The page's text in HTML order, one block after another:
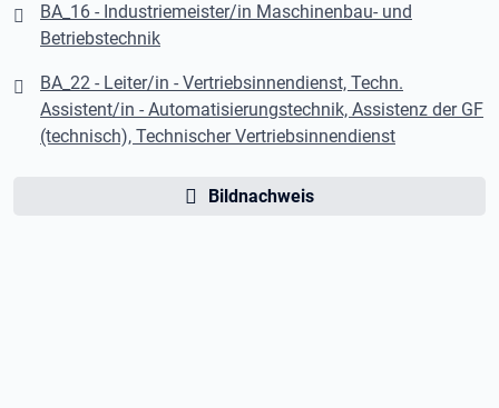
BA_16 - Industriemeister/in Maschinenbau- und
Betriebstechnik
BA_22 - Leiter/in - Vertriebsinnendienst, Techn.
Assistent/in - Automatisierungstechnik, Assistenz der GF
(technisch), Technischer Vertriebsinnendienst
Bildnachweis